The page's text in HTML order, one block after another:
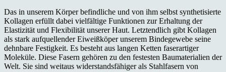
Das in unserem Körper befindliche und von ihm selbst synthetisierte
Kollagen erfüllt dabei vielfältige Funktionen zur Erhaltung der
Elastizität und Flexibilität unserer Haut. Letztendlich gibt Kollagen
als stark aufquellender Eiweißköper unserem Bindegewebe seine
dehnbare Festigkeit. Es besteht aus langen Ketten faserartiger
Moleküle. Diese Fasern gehören zu den festesten Baumaterialien der
Welt. Sie sind weitaus widerstandsfähiger als Stahlfasern von